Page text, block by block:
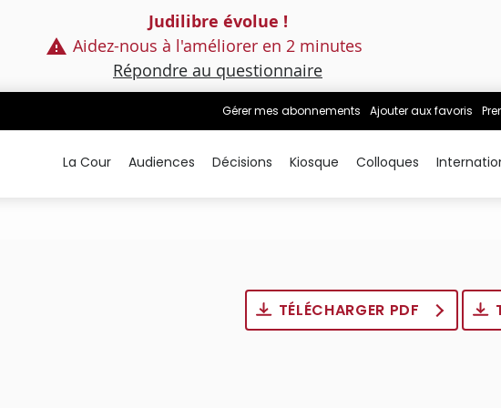
Judilibre évolue !
Aidez-nous à l'améliorer en 2 minutes
Répondre au questionnaire
Gérer mes abonnements Ajouter aux favoris
La Cour Audiences Décisions Kiosque Colloques
TÉLÉCHARGER PDF